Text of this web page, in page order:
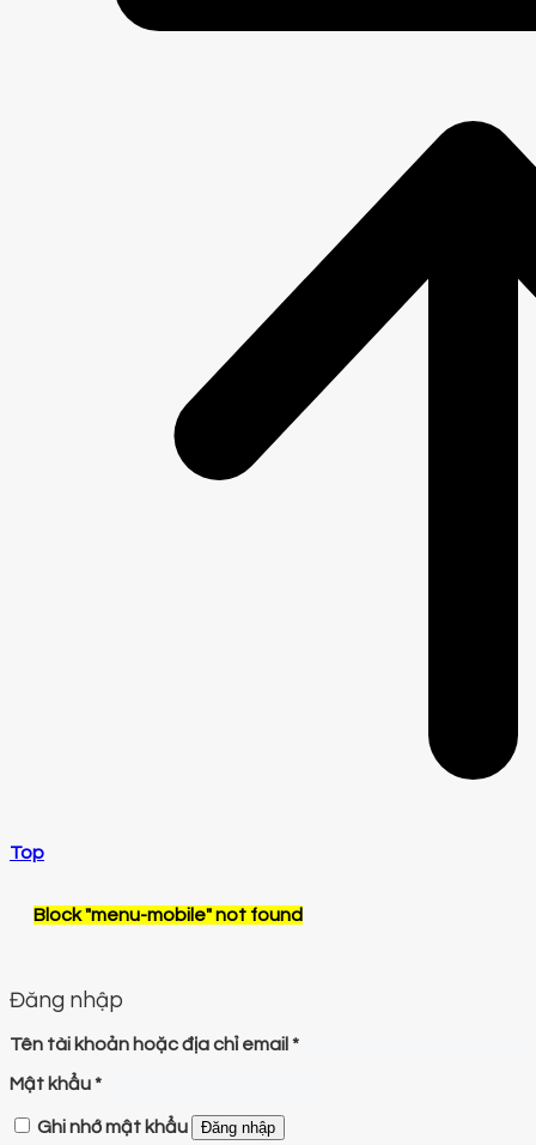
Top
Block"menu-mobile"not found
Đăng nhập
Tên tài khoản hoặc địa chỉ email *
Mật khẩu*
Ghi nhớ mật khẩu Đăng nhập